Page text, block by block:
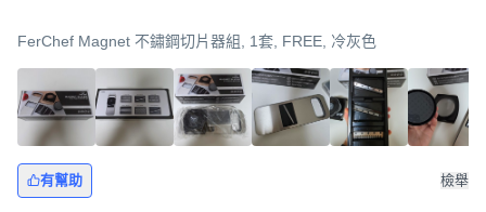
FerChef Magnet 不鏽鋼切片器組, 1套, FREE, 冷灰色
有幫助 檢舉